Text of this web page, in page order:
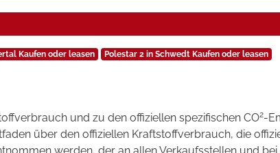
Kaufen oder leasen Polestar 2 in Schwedt Kaufen oder leasen
und zu den offiziellen spezifischen CO2-
über den offiziellen Kraftstoffverbrauch, die